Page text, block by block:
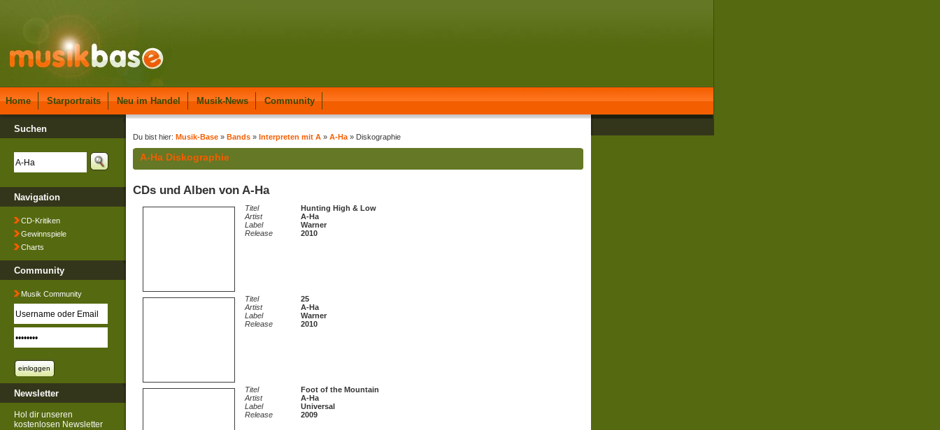
Home Starportraits Neu im Handel Musik-News Community
Suchen
Navigation
CD-Kritiken
Gewinnspiele
Charts
Community
Musik Community
Newsletter
Hol dir unseren
kostenlosen Newsletter
Du bist hier: Musik-Base » Bands » Interpreten mit A » A-Ha » Diskographie
A-Ha Diskographie
CDs und Alben von A-Ha
Titel
Hunting High & Low
Artist
A-Ha
Label
Warner
Release
2010
Titel
25
Artist
A-Ha
Label
Warner
Release
2010
Titel
Foot of the Mountain
Artist
A-Ha
Label
Universal
Release
2009